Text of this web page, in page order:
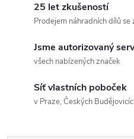
25 let zkušeností
Prodejem náhradních dílů
Jsme autorizovaný
všech nabízených značek
Síť vlastních poboček
v Praze, Českých